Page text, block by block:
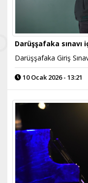
Darüşşafaka sınavı
Darüşşafaka Giriş
10 Ocak 2026 - 13:21